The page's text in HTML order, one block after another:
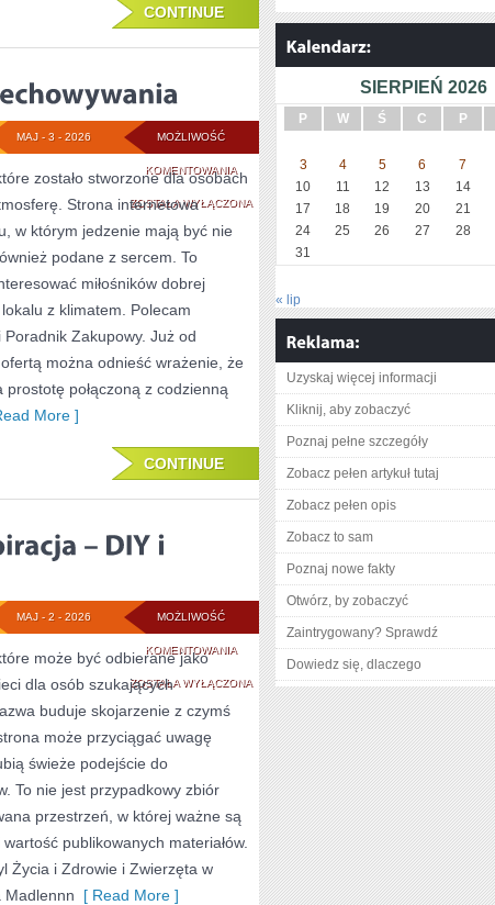
CONTINUE
MOŻLIWOŚĆ
KOMENTOWANIATECHNIKI
PRZECHOWYWANIA
ZOSTAŁA WYŁĄCZONA
MAJ - 3 - 2026
zostało stworzone dla osobach
Strona internetowa
w którym jedzenie mają być nie
podane z sercem. To
miłośników dobrej
z klimatem. Polecam
Zakupowy. Już od
można odnieść wrażenie, że
połączoną z codzienną
More ]
CONTINUE
MOŻLIWOŚĆ
KOMENTOWANIAWIEJSKA
INSPIRACJA
RĘKODZIEŁO
ZOSTAŁA WYŁĄCZONA
MAJ - 2 - 2026
może być odbierane jako
dla osób szukających
buduje skojarzenie z czymś
może przyciągać uwagę
świeże podejście do
To nie jest przypadkowy zbiór
przestrzeń, w której ważne są
publikowanych materiałów.
Życia i Zdrowie i Zwierzęta w
Madlennn [ Read More ]
SIERPIEŃ 2026
P W Ś C P
3
4 5 6 7
10
11 12 13 14
17
18 19 20 21
24
25 26 27 28
31
« lip
Uzyskaj więcej informacji
Kliknij, aby zobaczyć
Poznaj pełne szczegóły
Zobacz pełen artykuł tutaj
Zobacz pełen opis
Zobacz to sam
Poznaj nowe fakty
Otwórz, by zobaczyć
Zaintrygowany? Sprawdź
Dowiedz się, dlaczego